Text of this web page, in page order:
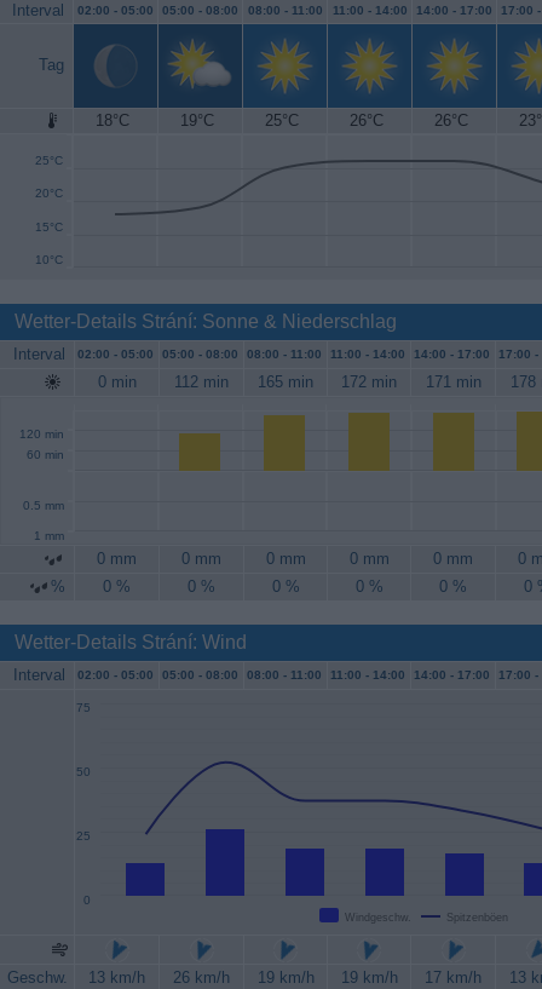
Interval 02:00 - 05:00 05:00 - 08:00 08:00 - 11:00 11:00 - 14:00 14:00 - 17:00 17:00
Tag
18°C 19°C 25°C 26°C 26°C
10°C
15°C
20°C
25°C
30°C
Wetter-Details Strání: Sonne & Niederschlag
Interval 02:00 - 05:00 05:00 - 08:00 08:00 - 11:00 11:00 - 14:00 14:00 - 17:00 17:00 -
0 min 112 min 165 min 172 min 171 min 178
60 min
120 min
0.5 mm
1 mm
0 mm 0 mm 0 mm 0 mm 0 mm
0
%
0 % 0 % 0 % 0 % 0 % 0
Wetter-Details Strání: Wind
Interval 02:00 - 05:00 05:00 - 08:00 08:00 - 11:00 11:00 - 14:00 14:00 - 17:00 17:00 -
Windgeschw. Spitzenböen
0
25
50
75
Geschw. 13 km/h 26 km/h 19 km/h 19 km/h 17 km/h
13